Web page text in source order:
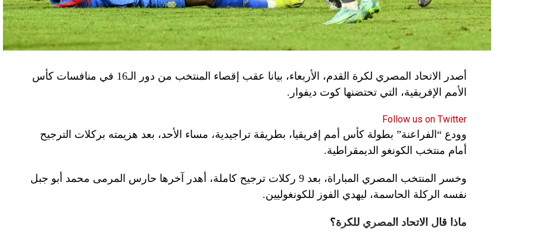
أصدر الاتحاد المصري لكرة القدم، الأربعاء، بيانا عقب إقصاء المنتخب من دور الـ16 في منافسات كأس
الأمم الإفريقية، التي تحتضنها كوت ديفوار.
Follow us on Twitter
وودع “الفراعنة” بطولة كأس أمم إفريقيا، بطريقة تراجيدية، مساء الأحد، بعد هزيمته بركلات الترجيح
أمام منتخب الكونغو الديمقراطية.
وخسر المنتخب المصري المباراة، بعد 9 ركلات ترجيح كاملة، أهدر آخرها حارس المرمى محمد أبو جبل
نفسه الركلة الحاسمة، ليهدي الفوز للكونغوليين.
ماذا قال الاتحاد المصري للكرة؟